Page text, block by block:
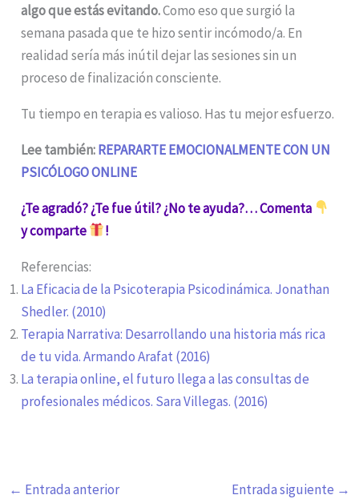
algo que estás evitando.Como eso que surgió la
semana pasada que te hizo sentir incómodo/a. En
realidad sería más inútil dejar las sesiones sin un
proceso de finalización consciente.
Tu tiempo en terapia es valioso. Has tu mejor esfuerzo.
Lee también:REPARARTE EMOCIONALMENTE CON UN
PSICÓLOGO ONLINE
¿Te agradó? ¿Te fue útil? ¿No te ayuda?… Comenta
y comparte
!
Referencias:
La Eficacia de la Psicoterapia Psicodinámica. Jonathan
Shedler. (2010)
Terapia Narrativa: Desarrollando una historia más rica
de tu vida. Armando Arafat (2016)
La terapia online, el futuro llega a las consultas de
profesionales médicos. Sara Villegas. (2016)
← Entrada anterior Entrada siguiente →